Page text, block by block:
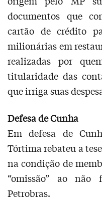
documentos que
cartão de crédito
milionárias em
realizadas por
titularidade das
que irriga suas
Defesa de Cunha
Em defesa de
Tórtima rebateu a
na condição de
“omissão” ao não
Petrobras.